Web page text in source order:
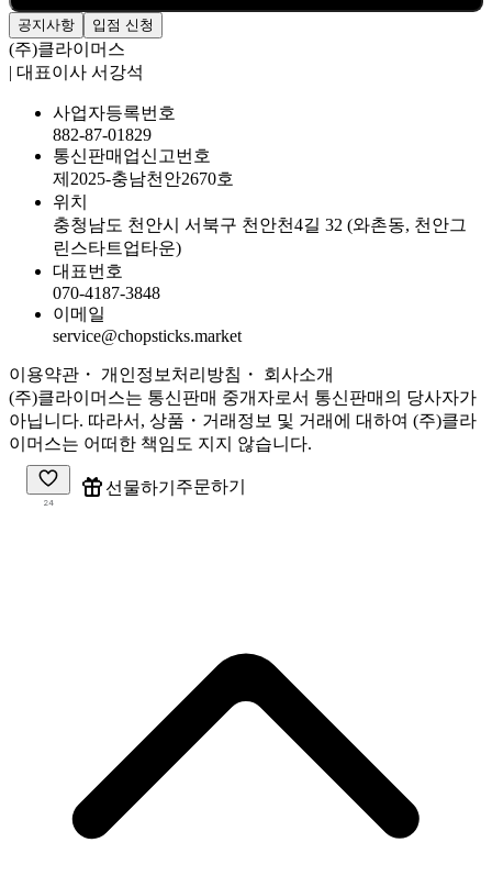
공지사항 입점 신청
(주)클라이머스
| 대표이사 서강석
사업자등록번호
882-87-01829
통신판매업신고번호
제2025-충남천안2670호
위치
충청남도 천안시 서북구 천안천4길 32 (와촌동, 천안그
린스타트업타운)
대표번호
070-4187-3848
이메일
service@chopsticks.market
이용약관 ・ 개인정보처리방침 ・ 회사소개
(주)클라이머스는 통신판매 중개자로서 통신판매의 당사자가
아닙니다. 따라서, 상품・거래정보 및 거래에 대하여 (주)클라
이머스는 어떠한 책임도 지지 않습니다.
24
선물하기 주문하기